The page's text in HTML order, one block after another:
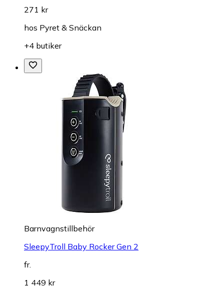
271 kr
hos Pyret & Snäckan
+4 butiker
Barnvagnstillbehör
SleepyTroll Baby Rocker Gen 2
fr.
1 449 kr